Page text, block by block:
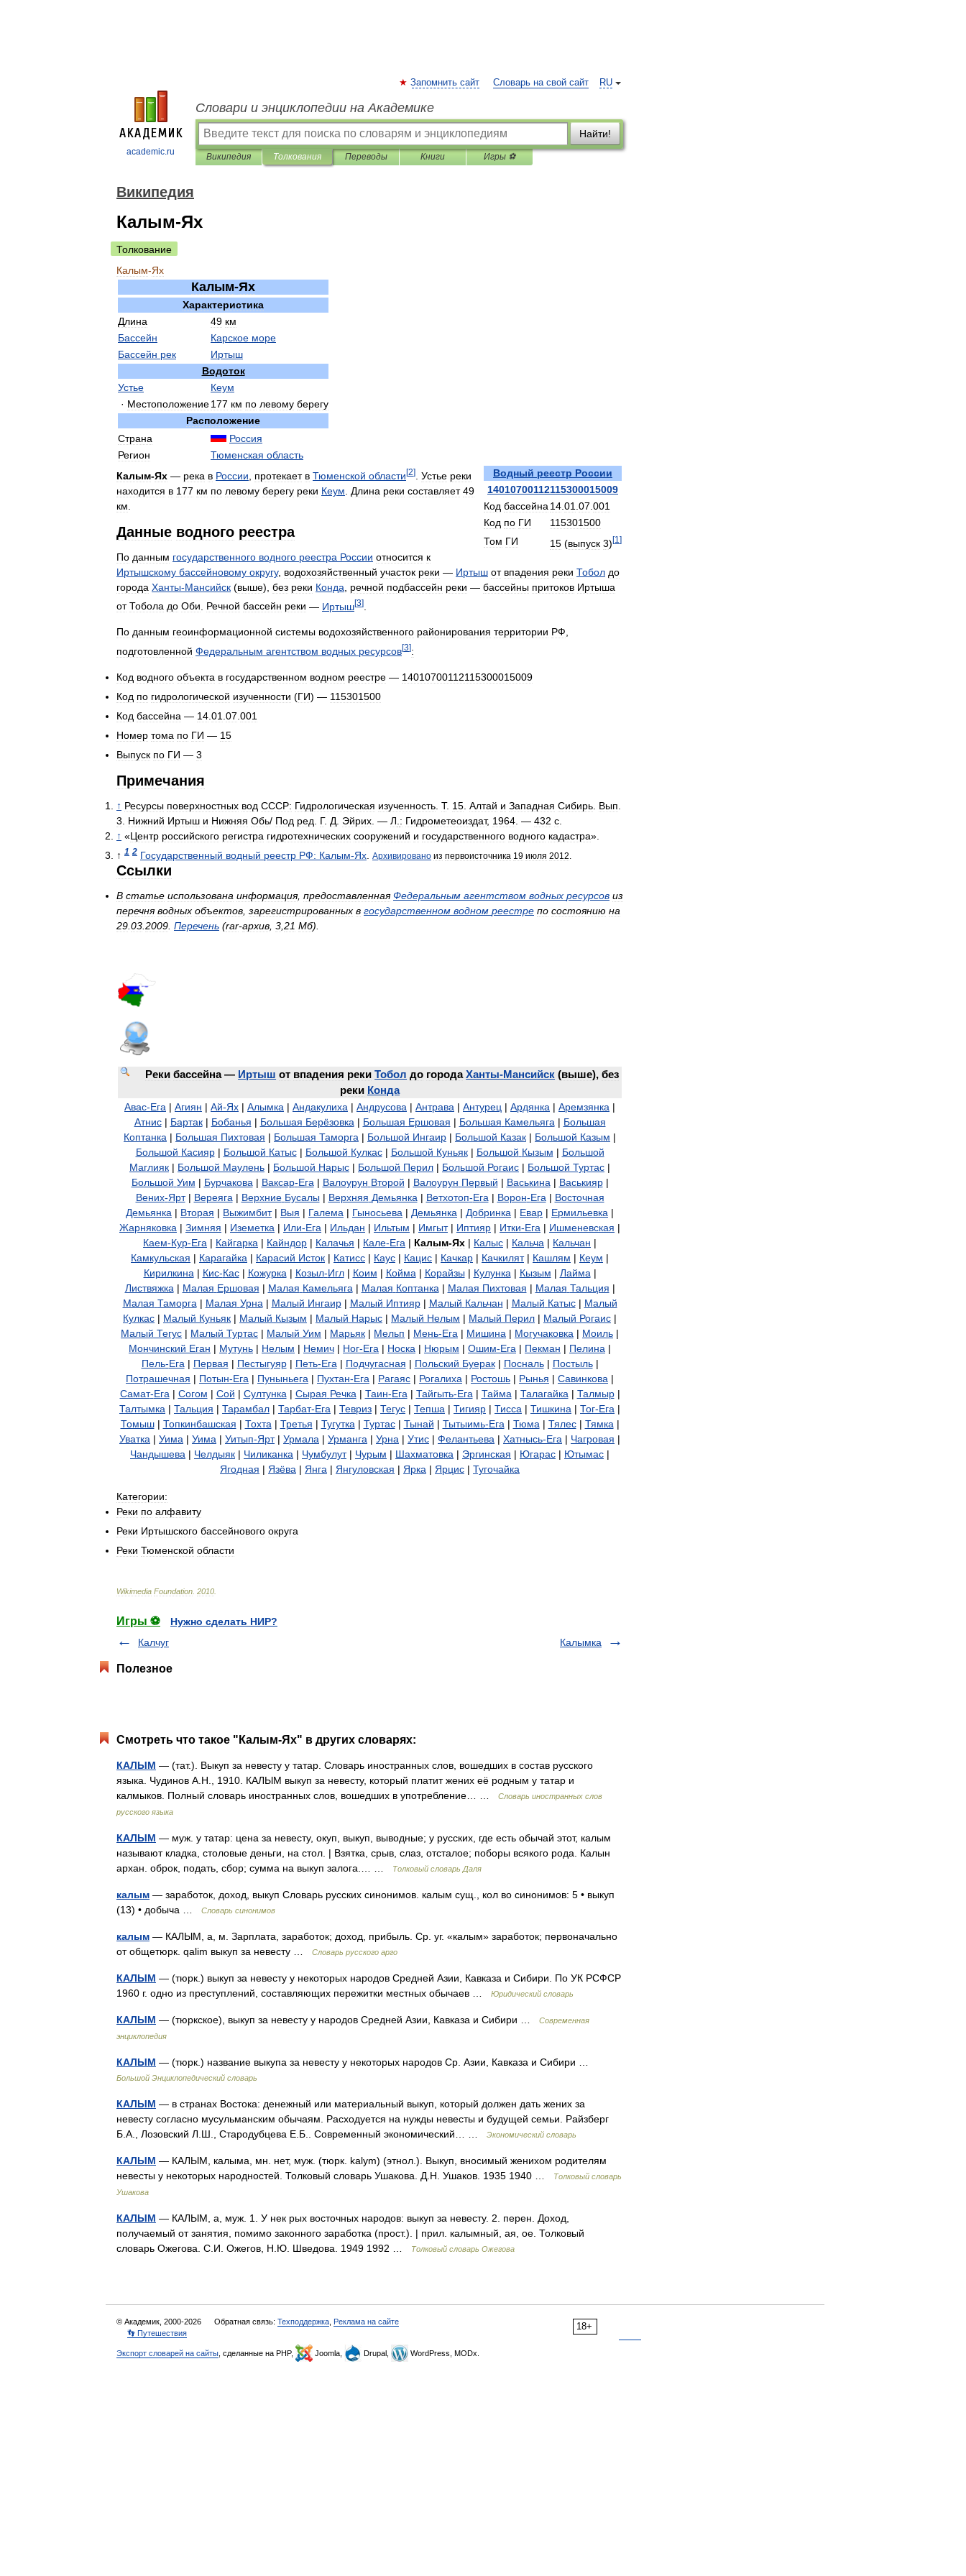
academic.ru
RU
Запомнить сайт Словарь на свой сайт
Словари и энциклопедии на Академике
Найти!
Википедия Толкования Переводы Книги Игры ⚽
Википедия
Калым-Ях
Толкование
Калым-Ях
Калым-Ях
Характеристика
Длина
49 км
Бассейн
Карское море
Бассейн рек
Иртыш
Водоток
Устье
Кеум
· Местоположение177 км по левому берегу
Расположение
Страна
Россия
Регион
Тюменская область
Водный реестр России
14010700112115300015009
Код бассейна 14 01 07 001
Код по ГИ
115301500
Том ГИ 15 (выпуск 3)[1 ]
Калым-Ях — река в России протекает в Тюменской области[2] Устье реки
находится в 177 км по левому берегу реки Кеум Длина реки составляет 49
км
Данные водного реестра
По данным государственного водного реестра России относится к
Иртышскому бассейновому округу, водохозяйственный участок реки — Иртыш от впадения реки Тобол до
города Ханты-Мансийск (выше), без реки Конда речной подбассейн реки — бассейны притоков Иртыша
от Тобола до Оби Речной бассейн реки — Иртыш[3]
По данным геоинформационной системы водохозяйственного районирования территории РФ,
подготовленной Федеральным агентством водных ресурсов[3]:
Код водного объекта в государственном водном реестре — 14010700112115300015009
Код по гидрологической изученности (ГИ) — 115301500
Код бассейна — 14 01 07 001
Номер тома по ГИ — 15
Выпуск по ГИ — 3
Примечания
↑ Ресурсы поверхностных вод СССР: Гидрологическая изученность Т. 15 Алтай и Западная Сибирь Вып
3
Нижний Иртыш и Нижняя Обь/ Под ред Г. Д Эйрих . — Л : Гидрометеоиздат, 1964 . — 432 с
↑ «Центр российского регистра гидротехнических сооружений и государственного водного кадастра».
↑ 1 2 Государственный водный реестр РФ: Калым-Ях Архивировано из первоисточника 19 июля 2012
Ссылки
В статье использована информация, предоставленная Федеральным агентством водных ресурсов из
перечня водных объектов зарегистрированных в государственном водном реестре по состоянию на
29 03 2009 Перечень (rar-архив 3 21 Мб).
Реки бассейна— Иртыш от впадения реки Тобол до города Ханты-Мансийск (выше),без
реки Конда
Авас-Ега | Агиян | Ай-Ях | Алымка | Андакулиха | Андрусова | Антрава | Антурец | Ардянка | Аремзянка |
Атнис| Бартак| Бобанья | Большая Берёзовка | Большая Ершовая | Большая Камельяга | Большая
Коптанка | Большая Пихтовая | Большая Таморга | Большой Ингаир | Большой Казак | Большой Казым |
Большой Касияр| Большой Катыс| Большой Кулкас| Большой Куньяк| Большой Кызым | Большой
Маглияк | Большой Маулень | Большой Нарыс | Большой Перил | Большой Рогаис | Большой Туртас |
Большой Уим | Бурчакова | Ваксар-Ега | Валоурун Второй | Валоурун Первый | Васькина | Васькияр|
Вених-Ярт| Вереяга | Верхние Бусалы | Верхняя Демьянка | Ветхотоп-Ега | Ворон-Ега | Восточная
Демьянка | Вторая | Выжимбит| Выя | Галема | Гыносьева | Демьянка | Добринка | Евар | Ермильевка |
Жарняковка | Зимняя | Иземетка | Или-Ега | Ильдан | Ильтым | Имгыт| Иптияр | Итки-Ега | Ишменевская |
Каем-Кур-Ега | Кайгарка | Кайндор | Калачья | Кале-Ега | Калым-Ях | Калыс | Кальча | Кальчан |
Камкульская | Карагайка | Карасий Исток | Катисс | Каус | Кацис | Качкар | Качкилят| Кашлям | Кеум |
Кирилкина | Кис-Кас| Кожурка | Козыл-Игл| Коим | Койма | Корайзы | Кулунка | Кызым | Лайма |
Листвяжка | Малая Ершовая | Малая Камельяга | Малая Коптанка | Малая Пихтовая | Малая Тальция |
Малая Таморга | Малая Урна | Малый Ингаир| Малый Иптияр| Малый Кальчан | Малый Катыс| Малый
Кулкас | Малый Куньяк | Малый Кызым | Малый Нарыс | Малый Нелым | Малый Перил | Малый Рогаис |
Малый Тегус | Малый Туртас | Малый Уим | Марьяк | Мельп | Мень-Ега | Мишина | Могучаковка | Моиль |
Мончинский Еган | Мутунь | Нелым | Немич | Ног-Ега | Носка | Нюрым | Ошим-Ега | Пекман | Пелина |
Пель-Ега | Первая | Пестыгуяр| Петь-Ега | Подчугасная | Польский Буерак| Посналь| Постыль|
Потрашечная | Потын-Ега | Пуныньега | Пухтан-Ега | Рагаяс | Рогалиха | Ростошь | Рынья | Савинкова |
Самат-Ега | Согом | Сой | Султунка | Сырая Речка | Таин-Ега | Тайгыть-Ега | Тайма | Талагайка | Талмыр|
Талтымка | Тальция | Тарамбал | Тарбат-Ега | Тевриз | Тегус | Тепша | Тигияр | Тисса | Тишкина | Тог-Ега |
Томыш| Топкинбашская | Тохта | Третья | Тугутка | Туртас| Тынай | Тытыимь-Ега | Тюма | Тялес| Тямка |
Уватка | Уима | Уима | Уитып-Ярт| Урмала | Урманга | Урна | Утис | Фелантьева | Хатнысь-Ега | Чагровая |
Чандышева | Челдыяк | Чиликанка | Чумбулут| Чурым | Шахматовка | Эргинская | Югарас | Ютымас |
Ягодная | Язёва | Янга | Янгуловская | Ярка | Ярцис | Тугочайка
Категории:
Реки по алфавиту
Реки Иртышского бассейнового округа
Реки Тюменской области
Wikimedia Foundation 2010
Игры ⚽
Нужно сделать НИР?
Калчуг
Калымка
Полезное
Смотреть что такое "Калым-Ях" в других словарях:
КАЛЫМ — (тат.). Выкуп за невесту у татар. Словарь иностранных слов, вошедших в состав русского
языка. Чудинов А.Н., 1910. КАЛЫМ выкуп за невесту, который платит жених её родным у татар и
калмыков. Полный словарь иностранных слов, вошедших в употребление… …
Словарь иностранных слов
русского языка
КАЛЫМ — муж. у татар: цена за невесту, окуп, выкуп, выводные; у русских, где есть обычай этот, калым
называют кладка, столовые деньги, на стол. | Взятка, срыв, слаз, отсталое; поборы всякого рода. Калын
архан. оброк, подать, сбор; сумма на выкуп залога.… …
Толковый словарь Даля
калым — заработок, доход, выкуп Словарь русских синонимов. калым сущ., кол во синонимов: 5 • выкуп
(13) • добыча …
Словарь синонимов
калым — КАЛЫМ, а, м. Зарплата, заработок; доход, прибыль. Ср. уг. «калым» заработок; первоначально
от общетюрк. qalim выкуп за невесту …
Словарь русского арго
КАЛЫМ — (тюрк.) выкуп за невесту у некоторых народов Средней Азии, Кавказа и Сибири. По УК РСФСР
1960 г. одно из преступлений, составляющих пережитки местных обычаев …
Юридический словарь
КАЛЫМ — (тюркское), выкуп за невесту у народов Средней Азии, Кавказа и Сибири …
Современная
энциклопедия
КАЛЫМ — (тюрк.) название выкупа за невесту у некоторых народов Ср. Азии, Кавказа и Сибири …
Большой Энциклопедический словарь
КАЛЫМ — в странах Востока: денежный или материальный выкуп, который должен дать жених за
невесту согласно мусульманским обычаям. Расходуется на нужды невесты и будущей семьи. Райзберг
Б.А., Лозовский Л.Ш., Стародубцева Е.Б.. Современный экономический… …
Экономический словарь
КАЛЫМ — КАЛЫМ, калыма, мн. нет, муж. (тюрк. kalym) (этнол.). Выкуп, вносимый женихом родителям
невесты у некоторых народностей. Толковый словарь Ушакова. Д.Н. Ушаков. 1935 1940 …
Толковый словарь
Ушакова
КАЛЫМ — КАЛЫМ, а, муж. 1. У нек рых восточных народов: выкуп за невесту. 2. перен. Доход,
получаемый от занятия, помимо законного заработка (прост.). | прил. калымный, ая, ое. Толковый
словарь Ожегова. С.И. Ожегов, Н.Ю. Шведова. 1949 1992 …
Толковый словарь Ожегова
18+
© Академик, 2000-2026 Обратная связь: Техподдержка Реклама на сайте
👣 Путешествия
Экспорт словарей на сайты , сделанные на PHP, Joomla, Drupal, WordPress, MODx.